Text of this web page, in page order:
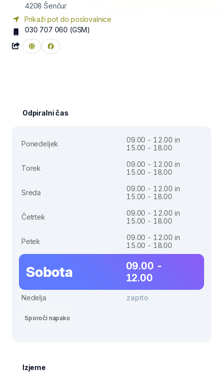
4208 Šenčur
Prikaži pot do poslovalnice
030 707 060 (GSM)
Odpiralni čas
Ponedeljek
09.00 - 12.00 in
15.00 - 18.00
Torek
09.00 - 12.00 in
15.00 - 18.00
Sreda
09.00 - 12.00 in
15.00 - 18.00
Četrtek
09.00 - 12.00 in
15.00 - 18.00
Petek
09.00 - 12.00 in
15.00 - 18.00
Sobota
09.00 -
12.00
Nedelja zaprto
Sporoči napako
Izjeme